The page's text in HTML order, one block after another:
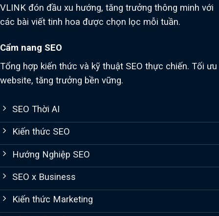
VLINK đón đầu xu hướng, tăng trưởng thông minh với
các bài viết tinh hoa được chọn lọc mỗi tuần.
Cẩm nang SEO
Tổng hợp kiến thức và kỹ thuật SEO thực chiến. Tối ưu
website, tăng trưởng bền vững.
SEO Thời AI
Kiến thức SEO
Hướng Nghiệp SEO
SEO x Business
Kiến thức Marketing